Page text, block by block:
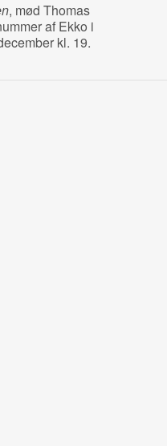
, mød Thomas
af Ekko i
kl. 19.